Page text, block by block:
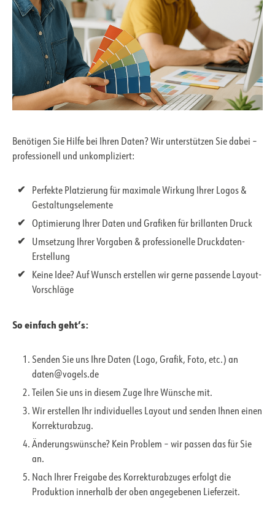
Benötigen Sie Hilfe bei Ihren Daten? Wir unterstützen Sie dabei –
professionell und unkompliziert:
Perfekte Platzierung für maximale Wirkung Ihrer Logos &
Gestaltungselemente
Optimierung Ihrer Daten und Grafiken für brillanten Druck
Umsetzung Ihrer Vorgaben & professionelle Druckdaten-
Erstellung
Keine Idee? Auf Wunsch erstellen wir gerne passende Layout-
Vorschläge
So einfach geht’s:
Senden Sie uns Ihre Daten (Logo, Grafik, Foto, etc.) an
daten@vogels.de
Teilen Sie uns in diesem Zuge Ihre Wünsche mit.
Wir erstellen Ihr individuelles Layout und senden Ihnen einen
Korrekturabzug.
Änderungswünsche? Kein Problem – wir passen das für Sie
an.
Nach Ihrer Freigabe des Korrekturabzuges erfolgt die
Produktion innerhalb der oben angegebenen Lieferzeit.